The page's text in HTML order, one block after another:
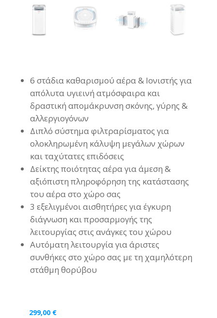
6 στάδια καθαρισμού αέρα & Ιονιστής για
απόλυτα υγιεινή ατμόσφαιρα και
δραστική απομάκρυνση σκόνης, γύρης &
αλλεργιογόνων
Διπλό σύστημα φιλτραρίσματος για
ολοκληρωμένη κάλυψη μεγάλων χώρων
και ταχύτατες επιδόσεις
Δείκτης ποιότητας αέρα για άμεση &
αξιόπιστη πληροφόρηση της κατάστασης
του αέρα στο χώρο σας
3 εξελιγμένοι αισθητήρες για έγκυρη
διάγνωση και προσαρμογής της
λειτουργίας στις ανάγκες του χώρου
Αυτόματη λειτουργία για άριστες
συνθήκες στο χώρο σας με τη χαμηλότερη
στάθμη θορύβου
299,00 €